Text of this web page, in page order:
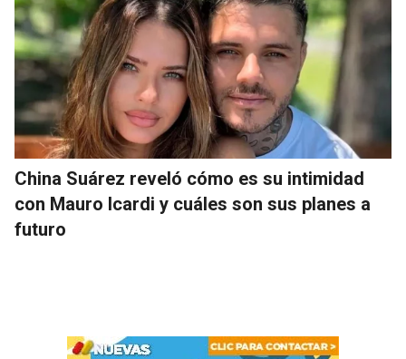
China Suárez reveló cómo es su intimidad
con Mauro Icardi y cuáles son sus planes a
futuro